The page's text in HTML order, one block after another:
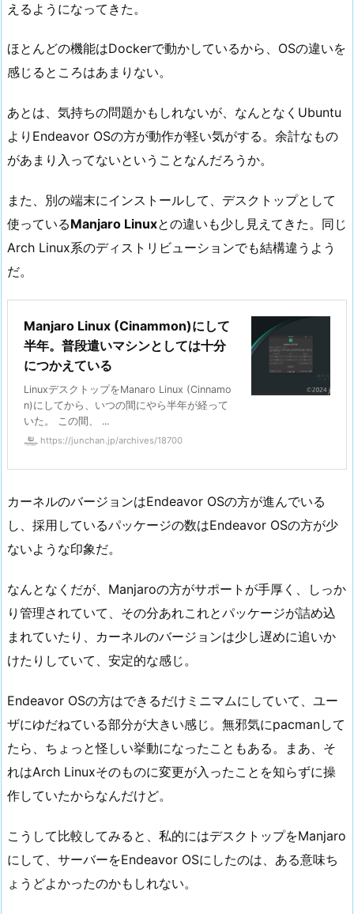
えるようになってきた。
ほとんどの機能はDockerで動かしているから、OSの違いを
感じるところはあまりない。
あとは、気持ちの問題かもしれないが、なんとなくUbuntu
よりEndeavor OSの方が動作が軽い気がする。余計なもの
があまり入ってないということなんだろうか。
また、別の端末にインストールして、デスクトップとして
使っているManjaro Linuxとの違いも少し見えてきた。同じ
Arch Linux系のディストリビューションでも結構違うよう
だ。
Manjaro Linux (Cinammon)にして
半年。普段遣いマシンとしては十分
につかえている
LinuxデスクトップをManaro Linux (Cinnamo
n)にしてから、いつの間にやら半年が経って
いた。 この間、 ...
https://junchan.jp/archives/18700
カーネルのバージョンはEndeavor OSの方が進んでいる
し、採用しているパッケージの数はEndeavor OSの方が少
ないような印象だ。
なんとなくだが、Manjaroの方がサポートが手厚く、しっか
り管理されていて、その分あれこれとパッケージが詰め込
まれていたり、カーネルのバージョンは少し遅めに追いか
けたりしていて、安定的な感じ。
Endeavor OSの方はできるだけミニマムにしていて、ユー
ザにゆだねている部分が大きい感じ。無邪気にpacmanして
たら、ちょっと怪しい挙動になったこともある。まあ、そ
れはArch Linuxそのものに変更が入ったことを知らずに操
作していたからなんだけど。
こうして比較してみると、私的にはデスクトップをManjaro
にして、サーバーをEndeavor OSにしたのは、ある意味ち
ょうどよかったのかもしれない。